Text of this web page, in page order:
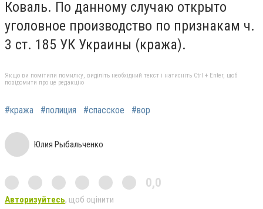
Коваль. По данному случаю открыто
уголовное производство по признакам ч.
3 ст. 185 УК Украины (кража).
Якщо ви помітили помилку, виділіть необхідний текст і натисніть Ctrl + Enter, щоб
повідомити про це редакцію
#кража #полиция #спасское #вор
Юлия Рыбальченко
0,0
Авторизуйтесь, щоб оцінити